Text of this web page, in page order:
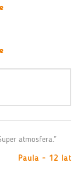
atmosfera.”
Paula - 12 lat